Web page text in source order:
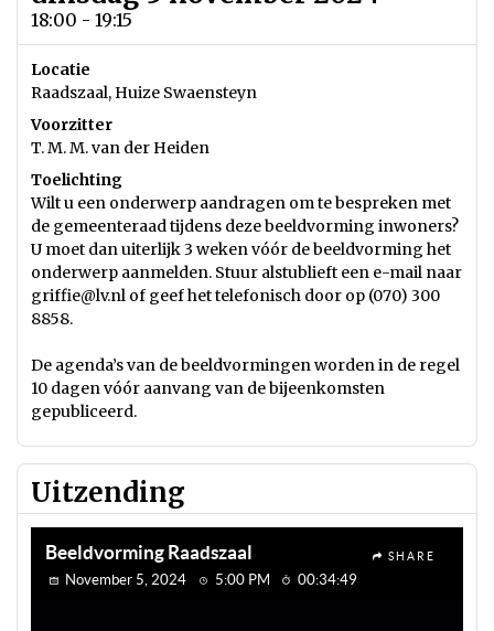
18:00 - 19:15
Locatie
Raadszaal, Huize Swaensteyn
Voorzitter
T. M. M. van der Heiden
Toelichting
Wilt u een onderwerp aandragen om te bespreken met
de gemeenteraad tijdens deze beeldvorming inwoners?
U moet dan uiterlijk 3 weken vóór de beeldvorming het
onderwerp aanmelden. Stuur alstublieft een e-mail naar
griffie@lv.nl of geef het telefonisch door op (070) 300
8858.
De agenda’s van de beeldvormingen worden in de regel
10 dagen vóór aanvang van de bijeenkomsten
gepubliceerd.
Uitzending